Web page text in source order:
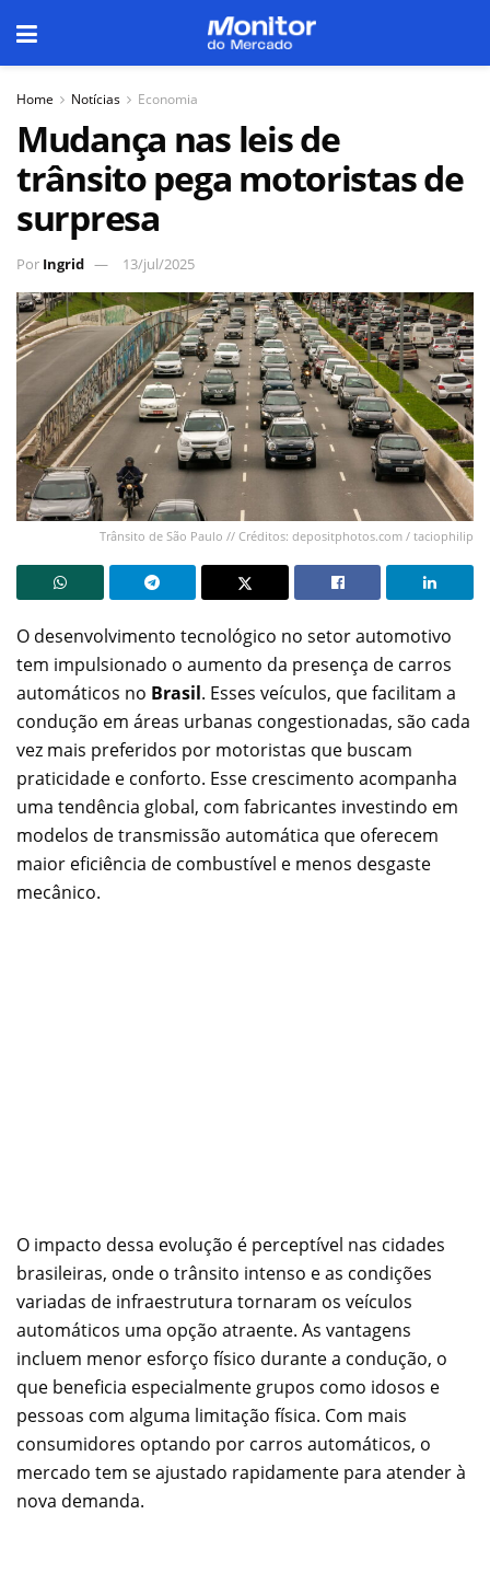
Home Notícias Economia
Mudança nas leis de
trânsito pega motoristas de
surpresa
Por Ingrid 13/jul/2025
Trânsito de São Paulo // Créditos: depositphotos.com / taciophilip
O desenvolvimento tecnológico no setor automotivo
tem impulsionado o aumento da presença de carros
automáticos no Brasil. Esses veículos, que facilitam a
condução em áreas urbanas congestionadas, são cada
vez mais preferidos por motoristas que buscam
praticidade e conforto. Esse crescimento acompanha
uma tendência global, com fabricantes investindo em
modelos de transmissão automática que oferecem
maior eficiência de combustível e menos desgaste
mecânico.
O impacto dessa evolução é perceptível nas cidades
brasileiras, onde o trânsito intenso e as condições
variadas de infraestrutura tornaram os veículos
automáticos uma opção atraente. As vantagens
incluem menor esforço físico durante a condução, o
que beneficia especialmente grupos como idosos e
pessoas com alguma limitação física. Com mais
consumidores optando por carros automáticos, o
mercado tem se ajustado rapidamente para atender à
nova demanda.